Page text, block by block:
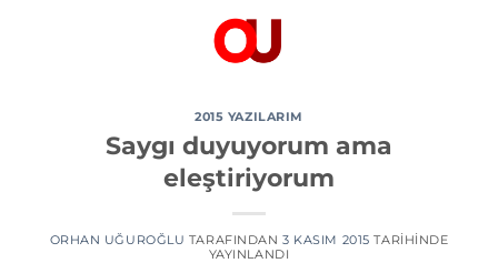
2015 YAZILARIM
Saygı duyuyorum ama
eleştiriyorum
ORHAN UĞUROĞLU TARAFINDAN 3 KASIM 2015 TARIHINDE
YAYINLANDI